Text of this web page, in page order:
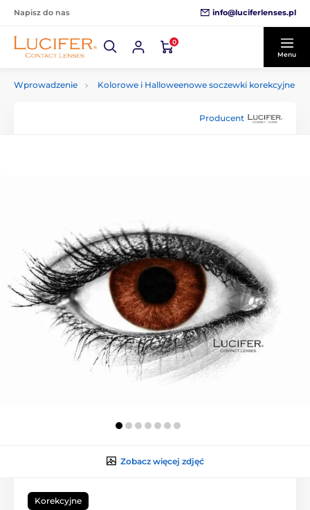
Napisz do nas info@luciferlenses.pl
0
Menu
Wprowadzenie Kolorowe i Halloweenowe soczewki korekcyjne
Producent
Zobacz więcej zdjęć
Korekcyjne